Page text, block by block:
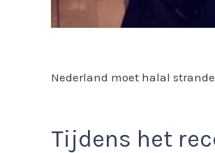
Nederland moet halal
Tijdens het